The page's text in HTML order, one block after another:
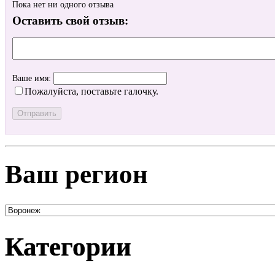
Пока нет ни одного отзыва
Оставить свой отзыв:
Ваше имя:
Пожалуйста, поставьте галочку.
Ваш регион
Категории